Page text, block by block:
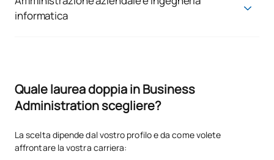
globali.
informatica
Quale laurea doppia in Business
Administration scegliere?
La scelta dipende dal vostro profilo e da come volete
affrontare la vostra carriera: